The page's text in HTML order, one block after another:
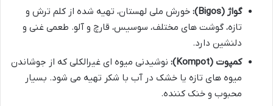
گواژ (Bigos):
خورش ملی لهستان، تهیه شده از کلم ترش و
تازه، گوشت های مختلف، سوسیس، قارچ و آلو. طعمی غنی و
دلنشین دارد.
کمپوت (Kompot):
نوشیدنی میوه ای غیرالکلی که از جوشاندن
میوه های تازه یا خشک در آب با شکر تهیه می شود. بسیار
محبوب و خنک کننده.